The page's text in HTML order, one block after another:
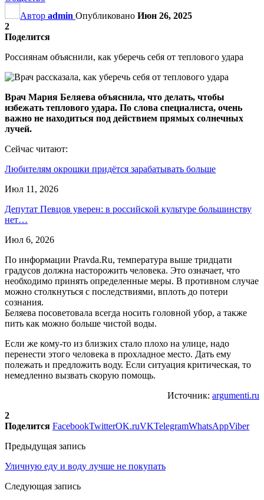
Автор admin Опубликовано Июн 26, 2025
2
Поделится
Россиянам объяснили, как уберечь себя от теплового удара
Врач Мария Беляева объяснила, что делать, чтобы
избежать теплового удара. По слова специалиста, очень
важно не находиться под действием прямых солнечных
лучей.
Сейчас читают:
Любителям окрошки придётся зарабатывать больше
Июл 11, 2026
Депутат Певцов уверен: в российской культуре большинству
нет…
Июл 6, 2026
По информации Pravda.Ru, температура выше тридцати
градусов должна насторожить человека. Это означает, что
необходимо принять определенные меры. В противном случае
можно столкнуться с последствиями, вплоть до потери
сознания.
Беляева посоветовала всегда носить головной убор, а также
пить как можно больше чистой воды.
Если же кому-то из близких стало плохо на улице, надо
перенести этого человека в прохладное место. Дать ему
полежать и предложить воду. Если ситуация критическая, то
немедленно вызвать скорую помощь.
Источник: argumenti.ru
2
Поделится FacebookTwitterOK.ruVKTelegramWhatsAppViber
Предыдущая запись
Уличную еду и воду лучше не покупать
Следующая запись